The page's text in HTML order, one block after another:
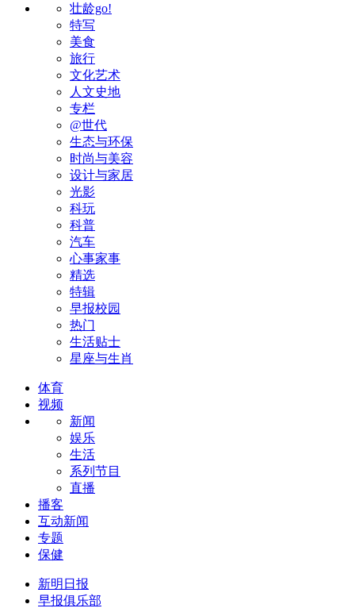
壮龄go!
特写
美食
旅行
文化艺术
人文史地
专栏
@世代
生态与环保
时尚与美容
设计与家居
光影
科玩
科普
汽车
心事家事
精选
特辑
早报校园
热门
生活贴士
星座与生肖
体育
视频
新闻
娱乐
生活
系列节目
直播
播客
互动新闻
专题
保健
新明日报
早报俱乐部